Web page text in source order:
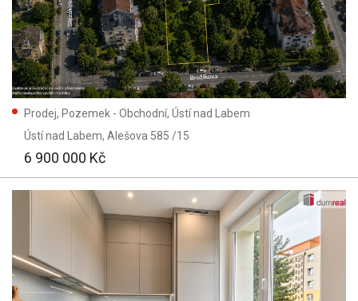
Prodej, Pozemek - Obchodní, Ústí nad Labem
Ústí nad Labem, Alešova 585 /15
6 900 000 Kč